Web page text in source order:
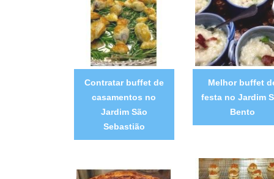
Contratar buffet de
casamentos no
Jardim São
Sebastião
Melhor buffet
festa no Jardim
Bento